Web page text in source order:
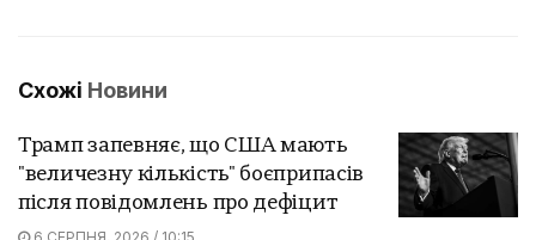
Схожі Новини
Трамп запевняє, що США мають
"величезну кількість" боєприпасів
після повідомлень про дефіцит